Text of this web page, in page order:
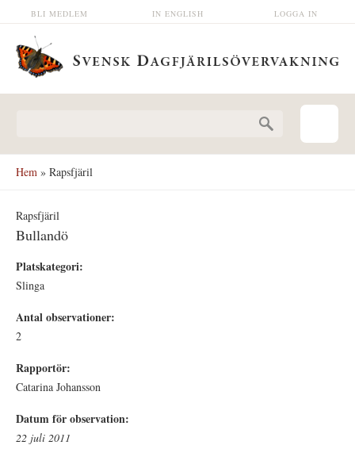
Hoppa till huvudinnehåll LOGGA IN
IN ENGLISH
BLI MEDLEM
Hem » Rapsfjäril
Rapsfjäril
Bullandö
Platskategori:
Slinga
Antal observationer:
2
Rapportör:
Catarina Johansson
Datum för observation:
22 juli 2011